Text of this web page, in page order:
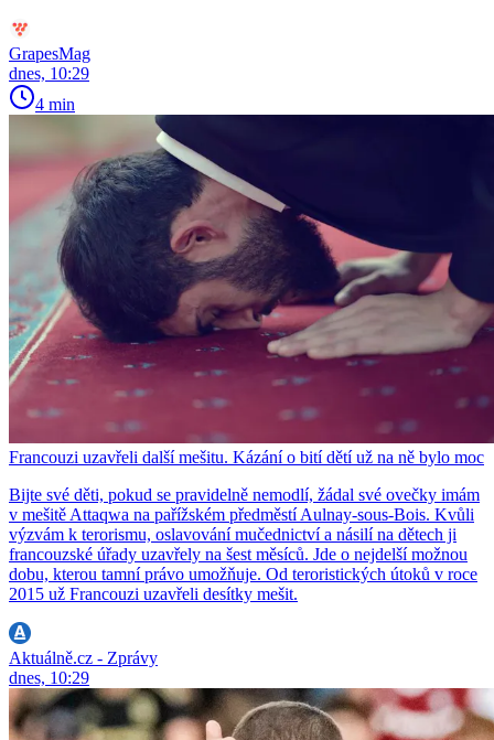
GrapesMag
dnes, 10:29
4 min
Francouzi uzavřeli další mešitu. Kázání o bití dětí už na ně bylo moc
Bijte své děti, pokud se pravidelně nemodlí, žádal své ovečky imám
v mešitě Attaqwa na pařížském předměstí Aulnay-sous-Bois. Kvůli
výzvám k terorismu, oslavování mučednictví a násilí na dětech ji
francouzské úřady uzavřely na šest měsíců. Jde o nejdelší možnou
dobu, kterou tamní právo umožňuje. Od teroristických útoků v roce
2015 už Francouzi uzavřeli desítky mešit.
Aktuálně.cz - Zprávy
dnes, 10:29